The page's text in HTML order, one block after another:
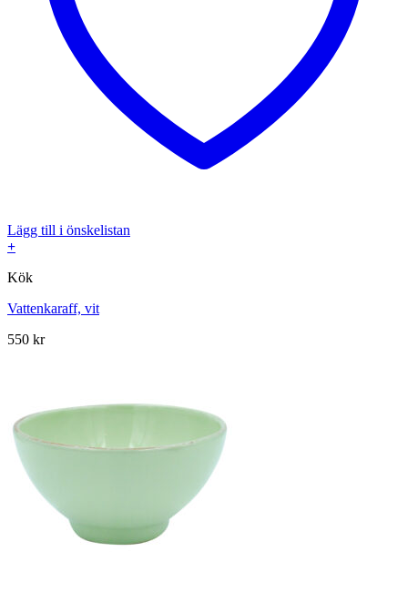
Lägg till i önskelistan
+
Kök
Vattenkaraff, vit
550 kr